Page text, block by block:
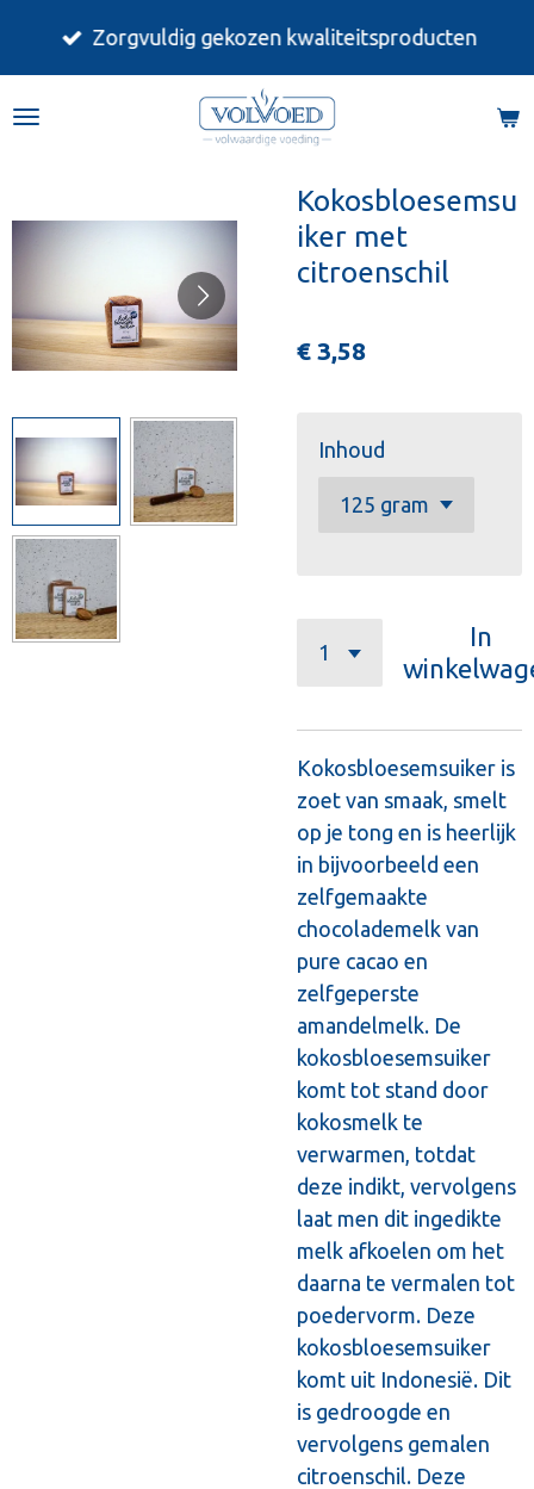
de
Zorgvuldig gekozen kwaliteitsproducten
Kokosbloesemsu
iker met
citroenschil
€ 3,58
Inhoud
In
Kokosbloesemsuiker is
zoet van smaak, smelt
op je tong en is heerlijk
in bijvoorbeeld een
zelfgemaakte
chocolademelk van
pure cacao en
zelfgeperste
amandelmelk. De
kokosbloesemsuiker
komt tot stand door
kokosmelk te
verwarmen, totdat
deze indikt, vervolgens
laat men dit ingedikte
melk afkoelen om het
daarna te vermalen tot
poedervorm. Deze
kokosbloesemsuiker
komt uit Indonesië. Dit
is gedroogde en
vervolgens gemalen
citroenschil. Deze